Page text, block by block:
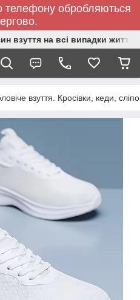
телефону обробляються
взуття на всі випадки життя.
взуття. Кросівки, кеди,